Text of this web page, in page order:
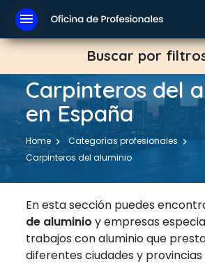
menu
Carpinteros del
en España
Home
Categorías profesionales
Carpinteros del aluminio
En esta sección puedes
de aluminio y empresas
trabajos con aluminio que
diferentes ciudades y provincias
Buscar por